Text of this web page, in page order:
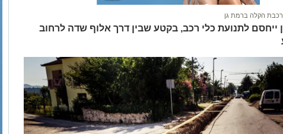
הקלה ברמת גן
ייחסם לתנועת כלי רכב, בקטע שבין דרך אלוף שדה לרחוב